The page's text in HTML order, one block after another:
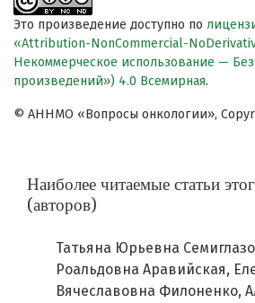
Это произведение доступно по
«Attribution-NonCommercial-
Некоммерческое использование —
произведений») 4.0 Всемирная.
© АННМО «Вопросы онкологии»,
Наиболее читаемые статьи
(авторов)
Татьяна Юрьевна
Роальдовна Аравийская,
Вячеславовна Филоненко,